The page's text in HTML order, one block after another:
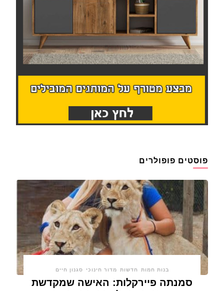
פוסטים פופולרים
בנות חמות חדשות מדור חינוכי סגנון חיים
סמנתה פיירקלות: האישה שמקדשת